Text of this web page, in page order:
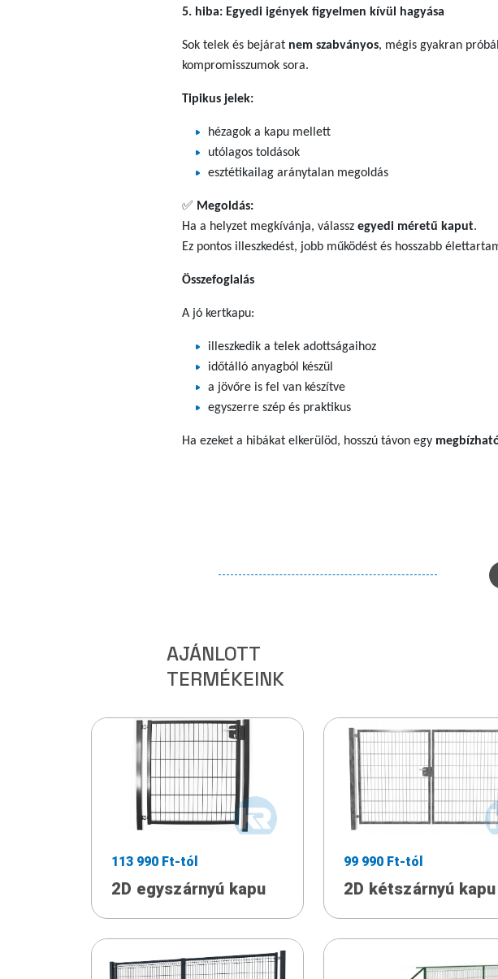
5. hiba: Egyedi igények figyelmen kívül hagyása
Sok telek és bejárat nem szabványos, mégis gyakran
kompromisszumok sora.
Tipikus jelek:
hézagok a kapu mellett
utólagos toldások
esztétikailag aránytalan megoldás
✅ Megoldás:
Ha a helyzet megkívánja, válassz egyedi méretű kaput.
Ez pontos illeszkedést, jobb működést és hosszabb
Összefoglalás
A jó kertkapu:
illeszkedik a telek adottságaihoz
időtálló anyagból készül
a jövőre is fel van készítve
egyszerre szép és praktikus
Ha ezeket a hibákat elkerülöd, hosszú távon egy
AJÁNLOTT
TERMÉKEINK
113 990 Ft-tól
2D egyszárnyú kapu
99 990 Ft-tól
2D kétszárnyú kapu